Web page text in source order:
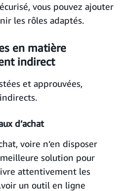
vous pouvez ajouter
les rôles adaptés.
en matière
indirect
et approuvées,
d’achat
voire n’en disposer
solution pour
attentivement les
un outil en ligne